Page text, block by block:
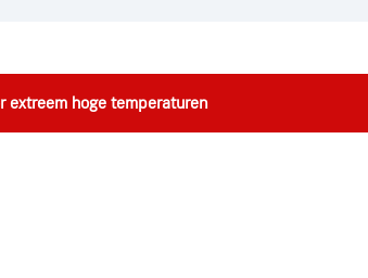
extreem hoge temperaturen